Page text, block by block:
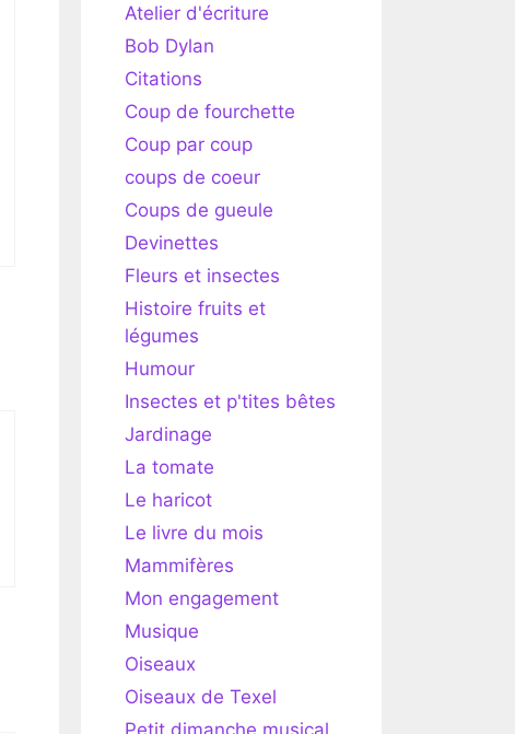
Atelier d'écriture
Bob Dylan
Citations
Coup de fourchette
Coup par coup
coups de coeur
Coups de gueule
Devinettes
Fleurs et insectes
Histoire fruits et
légumes
Humour
Insectes et p'tites bêtes
Jardinage
La tomate
Le haricot
Le livre du mois
Mammifères
Mon engagement
Musique
Oiseaux
Oiseaux de Texel
Petit dimanche musical